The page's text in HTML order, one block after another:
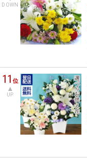
DOWN
11位
UP